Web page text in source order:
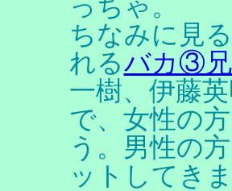
っちゃ。
ちなみに見
れるバカ③
一樹、伊藤
で、女性の
う。男性の
ットしてき